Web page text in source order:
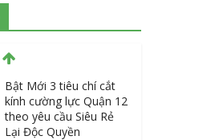
Bật Mới 3 tiêu chí cắt
kính cường lực Quận 12
theo yêu cầu Siêu Rẻ
Lại Độc Quyền